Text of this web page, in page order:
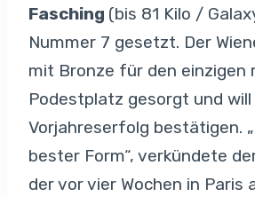
Fasching (bis 81 Kilo /
Nummer 7 gesetzt. Der
mit Bronze für den
Podestplatz gesorgt und will
Vorjahreserfolg bestätigen.
bester Form“, verkündete
der vor vier Wochen in Paris